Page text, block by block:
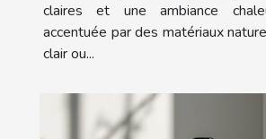
claires et une ambiance
accentuée par des matériaux
clair ou...